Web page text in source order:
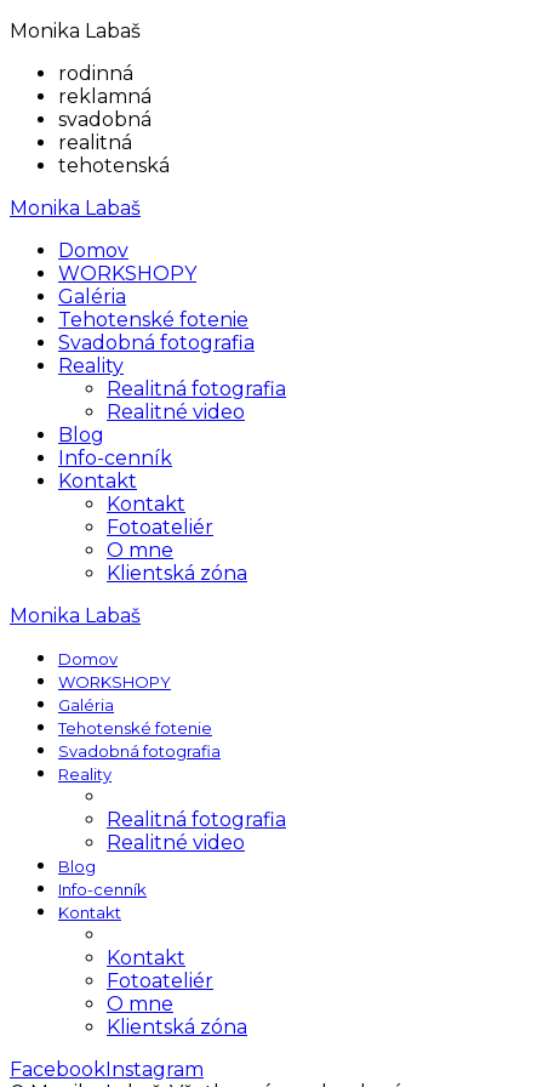
Monika Labaš
rodinná
reklamná
svadobná
realitná
tehotenská
Monika Labaš
Domov
WORKSHOPY
Galéria
Tehotenské fotenie
Svadobná fotografia
Reality
Realitná fotografia
Realitné video
Blog
Info-cenník
Kontakt
Kontakt
Fotoateliér
O mne
Klientská zóna
Monika Labaš
Domov
WORKSHOPY
Galéria
Tehotenské fotenie
Svadobná fotografia
Reality
Realitná fotografia
Realitné video
Blog
Info-cenník
Kontakt
Kontakt
Fotoateliér
O mne
Klientská zóna
FacebookInstagram